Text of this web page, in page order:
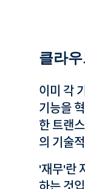
클라
이미 각
기능을
한 트랜
의 기술
'재무'란